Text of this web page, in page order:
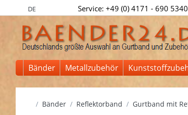
DE Service: +49 (0) 4171 - 690
Bänder Metallzubehör
Startseite
Bänder Reflektorband Gurtband mit